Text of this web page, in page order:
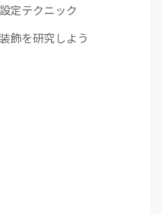
定テクニック
飾を研究しよう